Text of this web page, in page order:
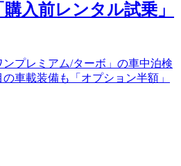
入前レンタル試乗」
ンプレミアム/ターボ」の車中泊検
車載装備も「オプション半額」